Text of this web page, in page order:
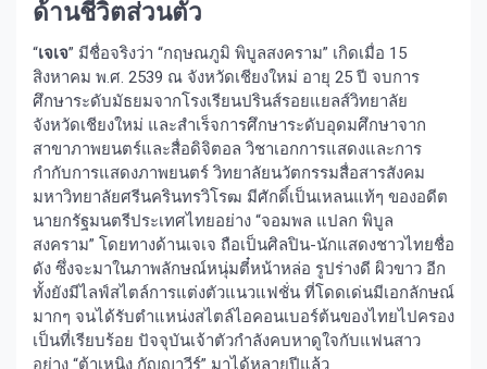
ด้านชีวิตส่วนตัว
“เจเจ” มีชื่อจริงว่า “กฤษณภูมิ พิบูลสงคราม” เกิดเมื่อ 15
สิงหาคม พ.ศ. 2539 ณ จังหวัดเชียงใหม่ อายุ 25 ปี จบการ
ศึกษาระดับมัธยมจากโรงเรียนปรินส์รอยแยลส์วิทยาลัย
จังหวัดเชียงใหม่ และสำเร็จการศึกษาระดับอุดมศึกษาจาก
สาขาภาพยนตร์และสื่อดิจิตอล วิชาเอกการแสดงและการ
กำกับการแสดงภาพยนตร์ วิทยาลัยนวัตกรรมสื่อสารสังคม
มหาวิทยาลัยศรีนครินทรวิโรฒ มีศักดิ์เป็นเหลนแท้ๆ ของอดีต
นายกรัฐมนตรีประเทศไทยอย่าง “จอมพล แปลก พิบูล
สงคราม” โดยทางด้านเจเจ ถือเป็นศิลปิน-นักแสดงชาวไทยชื่อ
ดัง ซึ่งจะมาในภาพลักษณ์หนุ่มตี๋หน้าหล่อ รูปร่างดี ผิวขาว อีก
ทั้งยังมีไลฟ์สไตล์การแต่งตัวแนวแฟชั่น ที่โดดเด่นมีเอกลักษณ์
มากๆ จนได้รับตำแหน่งสไตล์ไอคอนเบอร์ต้นของไทยไปครอง
เป็นที่เรียบร้อย ปัจจุบันเจ้าตัวกำลังคบหาดูใจกับแฟนสาว
อย่าง “ต้าเหนิง กัญญาวีร์” มาได้หลายปีแล้ว